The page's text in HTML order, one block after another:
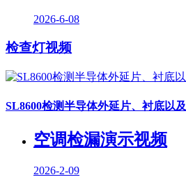
2026-6-08
检查灯视频
SL8600检测半导体外延片、衬底以
空调检漏演示视频
2026-2-09